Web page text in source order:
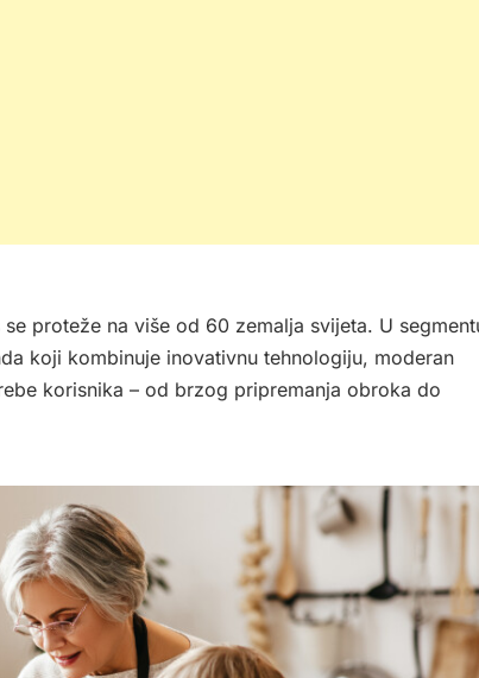
proteže na više od 60 zemalja svijeta. U
koji kombinuje inovativnu tehnologiju, moderan
korisnika – od brzog pripremanja obroka do